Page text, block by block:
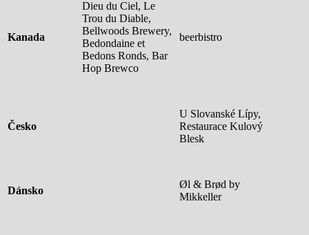
Kanada
Dieu du Ciel, Le
Trou du Diable,
Bellwoods Brewery,
Bedondaine et
Bedons Ronds, Bar
Hop Brewco
beerbistro
Česko
U Slovanské Lípy,
Restaurace Kulový
Blesk
Dánsko
Øl & Brød by
Mikkeller